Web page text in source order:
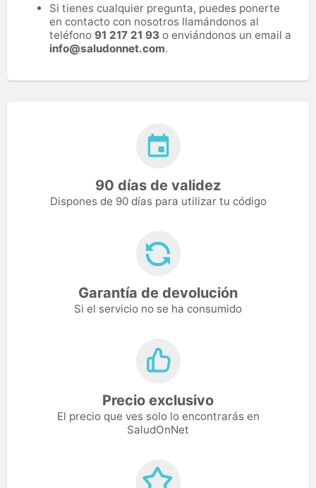
Si tienes cualquier pregunta, puedes ponerte
en contacto con nosotros llamándonos al
teléfono 91 217 21 93 o enviándonos un email a
info@saludonnet.com.
90 días de validez
Dispones de 90 días para utilizar tu código
Garantía de devolución
Si el servicio no se ha consumido
Precio exclusivo
El precio que ves solo lo encontrarás en
SaludOnNet